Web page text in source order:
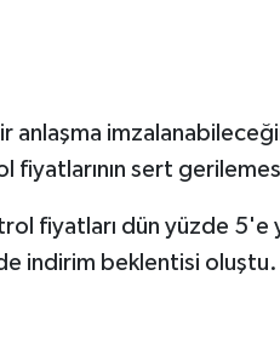
anlaşma
fiyatlarının sert
fiyatları dün yüzde 5'e
indirim beklentisi oluştu.